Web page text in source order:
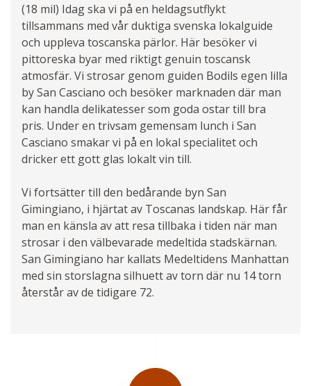
(18 mil) Idag ska vi på en heldagsutflykt
tillsammans med vår duktiga svenska lokalguide
och uppleva toscanska pärlor. Här besöker vi
pittoreska byar med riktigt genuin toscansk
atmosfär. Vi strosar genom guiden Bodils egen lilla
by San Casciano och besöker marknaden där man
kan handla delikatesser som goda ostar till bra
pris. Under en trivsam gemensam lunch i San
Casciano smakar vi på en lokal specialitet och
dricker ett gott glas lokalt vin till.
Vi fortsätter till den bedårande byn San
Gimingiano, i hjärtat av Toscanas landskap. Här får
man en känsla av att resa tillbaka i tiden när man
strosar i den välbevarade medeltida stadskärnan.
San Gimingiano har kallats Medeltidens Manhattan
med sin storslagna silhuett av torn där nu 14 torn
återstår av de tidigare 72.